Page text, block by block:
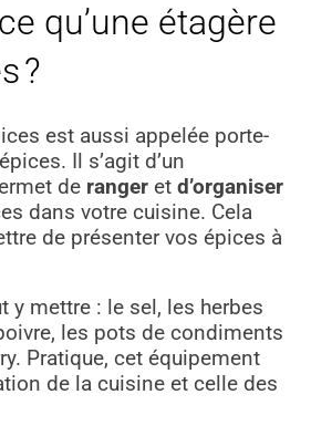
qu’une étagère
?
est aussi appelée porte-
Il s’agit d’un
de rangeret d’organiser
dans votre cuisine. Cela
de présenter vos épices à
y mettre : le sel, les herbes
les pots de condiments
Pratique, cet équipement
de la cuisine et celle des